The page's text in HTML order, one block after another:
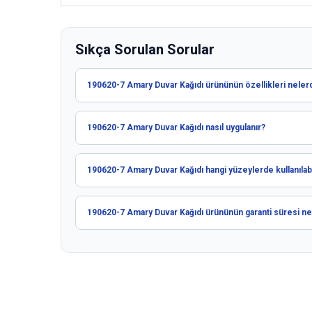
Sıkça Sorulan Sorular
190620-7 Amary Duvar Kağıdı ürününün özellikleri
190620-7 Amary Duvar Kağıdı nasıl uygulanır?
190620-7 Amary Duvar Kağıdı hangi yüzeylerde
190620-7 Amary Duvar Kağıdı ürününün garanti süresi